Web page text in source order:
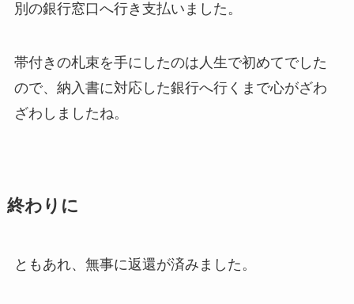
別の銀行窓口へ行き支払いました。
帯付きの札束を手にしたのは人生で初めてでした
ので、納入書に対応した銀行へ行くまで心がざわ
ざわしましたね。
終わりに
ともあれ、無事に返還が済みました。